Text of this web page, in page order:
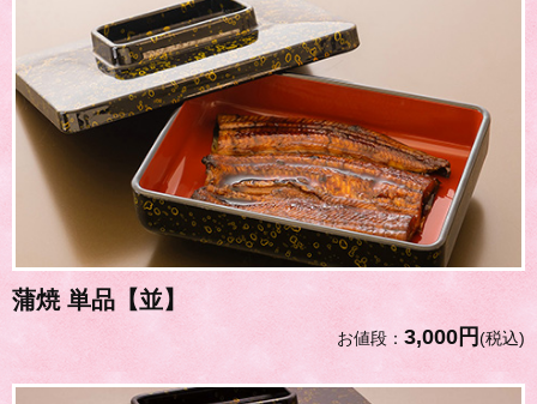
蒲焼 単品【並】
お値段： 3,000円(税込)